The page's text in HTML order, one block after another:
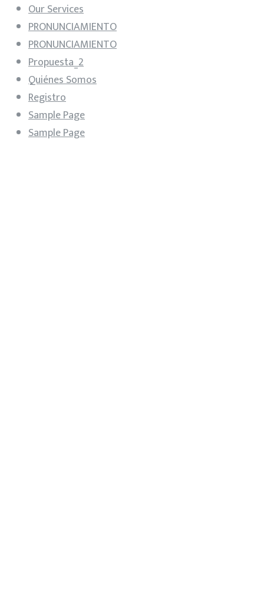
Our Services
PRONUNCIAMIENTO
PRONUNCIAMIENTO
Propuesta_2
Quiénes Somos
Registro
Sample Page
Sample Page